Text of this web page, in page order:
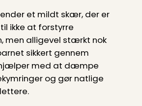
et mildt skær, der er
ikke at forstyrre
men alligevel stærkt nok
sikkert gennem
med at dæmpe
og gør natlige